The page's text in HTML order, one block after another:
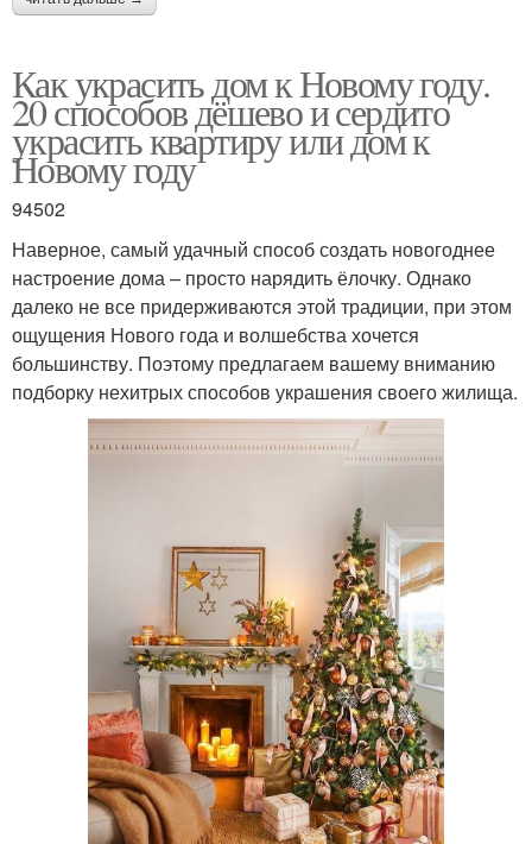
Как украсить дом к Новому году.
20 способов дёшево и сердито
украсить квартиру или дом к
Новому году
94502
Наверное, самый удачный способ создать новогоднее
настроение дома – просто нарядить ёлочку. Однако
далеко не все придерживаются этой традиции, при этом
ощущения Нового года и волшебства хочется
большинству. Поэтому предлагаем вашему вниманию
подборку нехитрых способов украшения своего жилища.